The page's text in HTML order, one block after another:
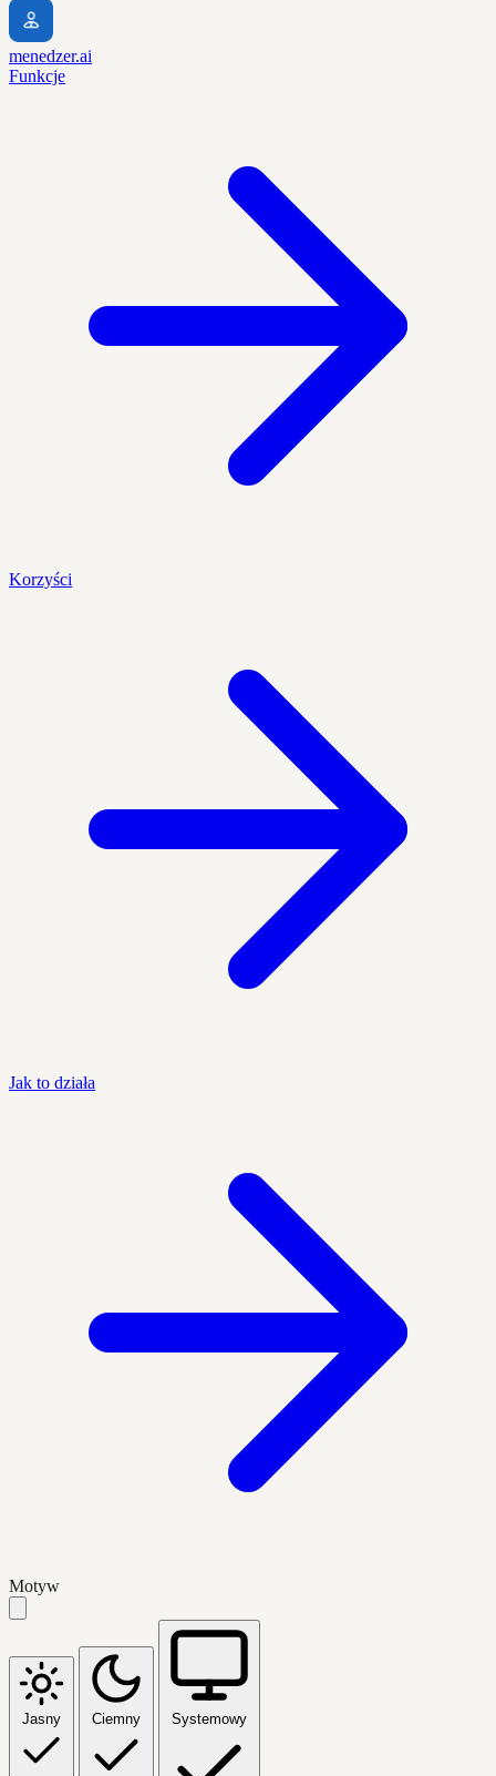
menedzer.ai
Funkcje
Korzyści
Jak to działa
Motyw
Jasny Ciemny Systemowy